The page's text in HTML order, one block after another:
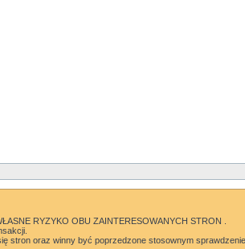
RYZYKO OBU ZAINTERESOWANYCH STRON .
stron oraz winny być poprzedzone stosownym